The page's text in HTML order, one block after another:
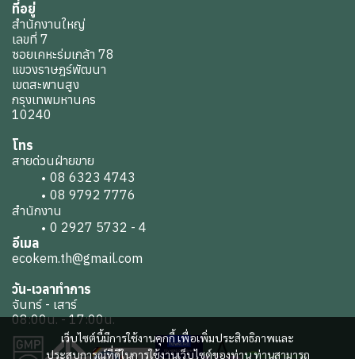
เว็บไซต์นี้มีการใช้งานคุกกี้ เพื่อเพิ่มประสิทธิภาพและ
ประสบการณ์ที่ดีในการใช้งานเว็บไซต์ของท่าน ท่านสามารถ
ที่อยู่
สำนักงานใหญ่
เลขที่ 7
ซอยเคหะร่มเกล้า 78
แขวงราษฎร์พัฒนา
เขตสะพานสูง
กรุงเทพมหานคร
10240
โทร
สายด่วนฝ่ายขาย
08 6323 4743
08 9792 7776
สำนักงาน
0 2927 5732 - 4
อีเมล
ecokem.th@gmail.com
วัน-เวลาทำการ
จันทร์ - เสาร์
08:00น. - 17:00น.